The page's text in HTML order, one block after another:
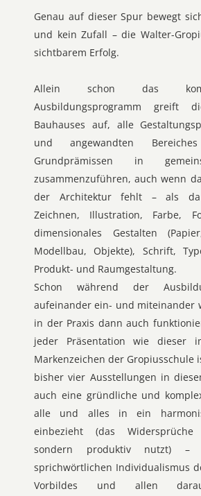
Genau auf dieser Spur bewegt
und kein Zufall – die Walter-
sichtbarem Erfolg.
Allein schon das
Ausbildungsprogramm greift
Bauhauses auf, alle
und angewandten
Grundprämissen in
zusammenzuführen, auch wenn
der Architektur fehlt – als da
Zeichnen, Illustration, Farbe,
dimensionales Gestalten
Modellbau, Objekte), Schrift,
Produkt- und Raumgestaltung.
Schon während der
aufeinander ein- und miteinander
in der Praxis dann auch
jeder Präsentation wie dieser
Markenzeichen der Gropiusschule
bisher vier Ausstellungen in
auch eine gründliche und
alle und alles in ein
einbezieht (das
sondern produktiv nutzt)
sprichwörtlichen Individualismus
Vorbildes und allen